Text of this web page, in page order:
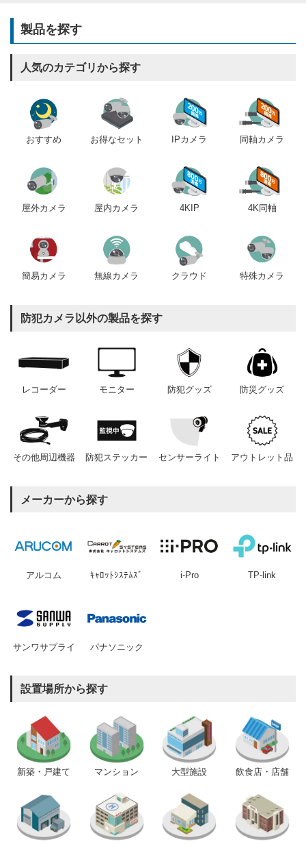
製品を探す
人気のカテゴリから探す
おすすめ お得なセット IPカメラ 同軸カメラ
屋外カメラ 屋内カメラ 4KIP 4K同軸
簡易カメラ 無線カメラ クラウド 特殊カメラ
防犯カメラ以外の製品を探す
レコーダー モニター 防犯グッズ 防災グッズ
その他周辺機器 防犯ステッカー センサーライト アウトレット品
メーカーから探す
アルコム ｷｬﾛｯﾄｼｽﾃﾑｽﾞ i-Pro TP-link
サンワサプライ パナソニック
設置場所から探す
新築・戸建て マンション 大型施設 飲食店・店舗